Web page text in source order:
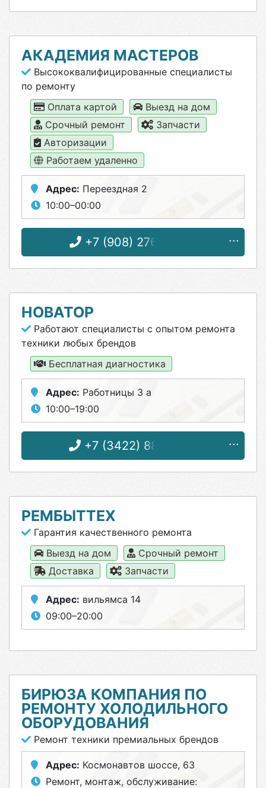
АКАДЕМИЯ МАСТЕРОВ
Высококвалифицированные специалисты
по ремонту
Оплата картой
Выезд на дом
Срочный ремонт
Запчасти
Авторизации
Работаем удаленно
Адрес: Переездная 2
10:00–00:00
+7 (908) 276-05-26
НОВАТОР
Работают специалисты с опытом ремонта
техники любых брендов
Бесплатная диагностика
Адрес: Работницы 3 а
10:00–19:00
+7 (3422) 88-37-88
РЕМБЫТТЕХ
Гарантия качественного ремонта
Выезд на дом
Срочный ремонт
Доставка
Запчасти
Адрес: вильямса 14
09:00–20:00
БИРЮЗА КОМПАНИЯ ПО
РЕМОНТУ ХОЛОДИЛЬНОГО
ОБОРУДОВАНИЯ
Ремонт техники премиальных брендов
Адрес: Космонавтов шоссе, 63
Ремонт, монтаж, обслуживание: